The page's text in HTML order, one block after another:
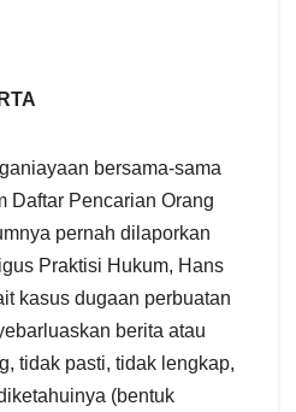
bersama-sama
Daftar Pencarian Orang
pernah dilaporkan
Praktisi Hukum, Hans
kasus dugaan perbuatan
berita atau
tidak pasti, tidak lengkap,
(bentuk